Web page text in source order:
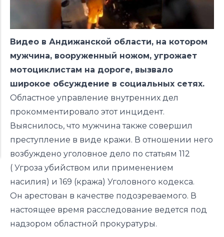
Видео в Андижанской области, на котором
мужчина, вооруженный ножом, угрожает
мотоциклистам на дороге, вызвало
широкое обсуждение в социальных сетях.
Областное управление внутренних дел
прокомментировало этот инцидент.
Выяснилось, что мужчина также совершил
преступление в виде кражи. В отношении него
возбуждено уголовное дело по статьям 112
( Угроза убийством или применением
насилия) и 169 (кража) Уголовного кодекса.
Он арестован в качестве подозреваемого. В
настоящее время расследование ведется под
надзором областной прокуратуры.